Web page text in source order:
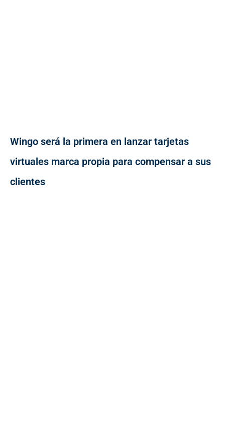
Wingo será la primera en lanzar tarjetas
virtuales marca propia para compensar a sus
clientes